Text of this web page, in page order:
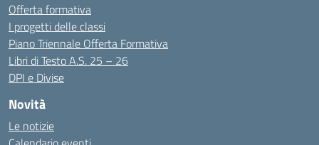
Offerta formativa
I progetti delle classi
Piano Triennale Offerta Formativa
Libri di Testo A.S. 25 – 26
DPI e Divise
Novità
Le notizie